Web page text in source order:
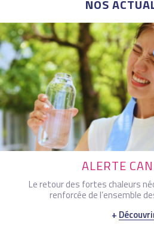
NOS
ALERTE
Le retour des fortes chaleurs
renforcée de l’ensemble